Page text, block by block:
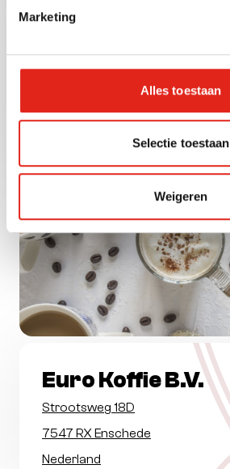
Marketing
Alles toestaan
Selectie toestaan
Weigeren
Magazijn
Euro Koffie B.V.
Strootsweg 18D
7547 RX Enschede
Nederland